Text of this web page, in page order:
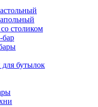
столиком
бутылок